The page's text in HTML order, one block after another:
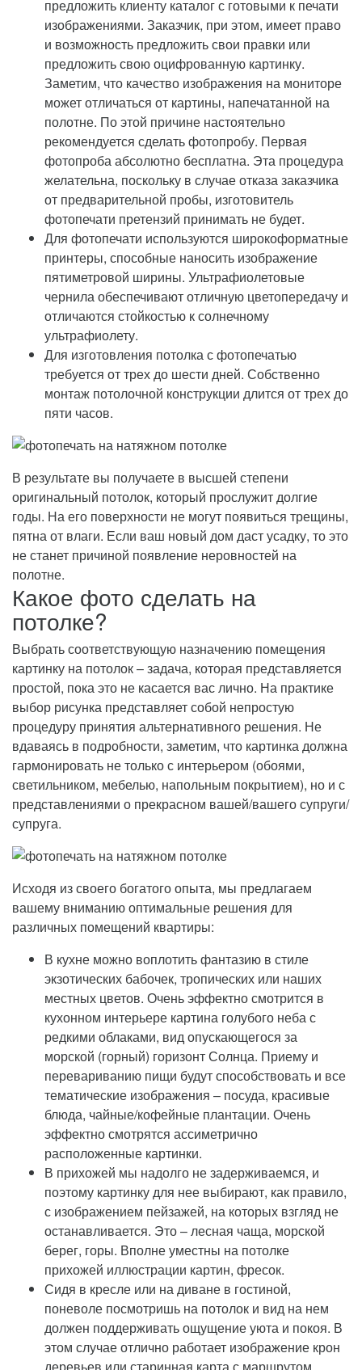
предложить клиенту каталог с готовыми к печати
изображениями. Заказчик, при этом, имеет право
и возможность предложить свои правки или
предложить свою оцифрованную картинку.
Заметим, что качество изображения на мониторе
может отличаться от картины, напечатанной на
полотне. По этой причине настоятельно
рекомендуется сделать фотопробу. Первая
фотопроба абсолютно бесплатна. Эта процедура
желательна, поскольку в случае отказа заказчика
от предварительной пробы, изготовитель
фотопечати претензий принимать не будет.
Для фотопечати используются широкоформатные
принтеры, способные наносить изображение
пятиметровой ширины. Ультрафиолетовые
чернила обеспечивают отличную цветопередачу и
отличаются стойкостью к солнечному
ультрафиолету.
Для изготовления потолка с фотопечатью
требуется от трех до шести дней. Собственно
монтаж потолочной конструкции длится от трех до
пяти часов.
В результате вы получаете в высшей степени
оригинальный потолок, который прослужит долгие
годы. На его поверхности не могут появиться трещины,
пятна от влаги. Если ваш новый дом даст усадку, то это
не станет причиной появление неровностей на
полотне.
Какое фото сделать на
потолке?
Выбрать соответствующую назначению помещения
картинку на потолок – задача, которая представляется
простой, пока это не касается вас лично. На практике
выбор рисунка представляет собой непростую
процедуру принятия альтернативного решения. Не
вдаваясь в подробности, заметим, что картинка должна
гармонировать не только с интерьером (обоями,
светильником, мебелью, напольным покрытием), но и с
представлениями о прекрасном вашей/вашего супруги/
супруга.
Исходя из своего богатого опыта, мы предлагаем
вашему вниманию оптимальные решения для
различных помещений квартиры:
В кухне можно воплотить фантазию в стиле
экзотических бабочек, тропических или наших
местных цветов. Очень эффектно смотрится в
кухонном интерьере картина голубого неба с
редкими облаками, вид опускающегося за
морской (горный) горизонт Солнца. Приему и
перевариванию пищи будут способствовать и все
тематические изображения – посуда, красивые
блюда, чайные/кофейные плантации. Очень
эффектно смотрятся ассиметрично
расположенные картинки.
В прихожей мы надолго не задерживаемся, и
поэтому картинку для нее выбирают, как правило,
с изображением пейзажей, на которых взгляд не
останавливается. Это – лесная чаща, морской
берег, горы. Вполне уместны на потолке
прихожей иллюстрации картин, фресок.
Сидя в кресле или на диване в гостиной,
поневоле посмотришь на потолок и вид на нем
должен поддерживать ощущение уюта и покоя. В
этом случае отлично работает изображение крон
деревьев или старинная карта с маршрутом